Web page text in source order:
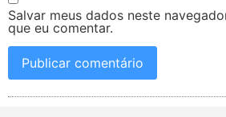
Salvar meus dados neste
que eu comentar.